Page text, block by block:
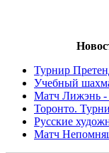
Турнир
Учебный
Матч Лижэнь -
Торонто.
Русские
Матч